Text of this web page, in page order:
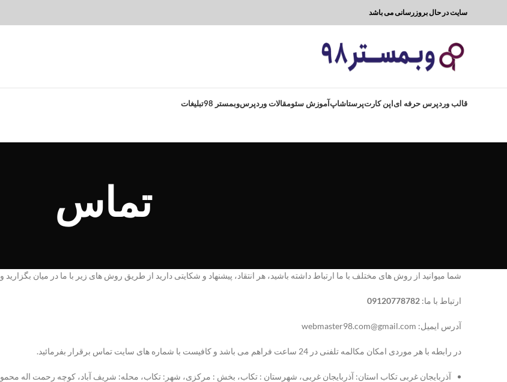
سایت در حال بروزرسانی می باشد
قالب وردپرس حرفه ایاپن کارتپرستاشاپآموزش سئومقالات وردپرسوبمستر 98 تبلیغات
تماس
شما میوانید از روش های مختلف با ما ارتباط داشته باشید، هر انتقاد، پیشنهاد و شکایتی دارید از طریق روش های زیر با ما در میان
ارتباط با ما: 09120778782
آدرس ایمیل: webmaster98.com@gmail.com
در رابطه با هر موردی امکان مکالمه تلفنی در 24 ساعت فراهم می باشد و کافیست با شماره های سایت تماس برقرار بفرمائید.
آذربایجان غربی تکاب استان: آذربایجان غربی، شهرستان : تکاب، بخش : مرکزی، شهر: تکاب، محله: شریف آباد، کوچه رحمت اله محمودنژاد، کوچه